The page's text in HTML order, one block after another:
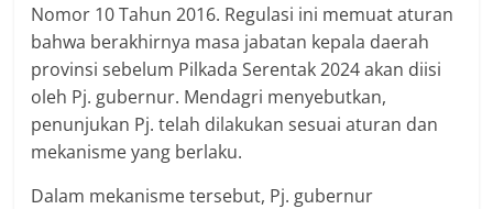
Nomor 10 Tahun 2016. Regulasi ini memuat aturan
bahwa berakhirnya masa jabatan kepala daerah
provinsi sebelum Pilkada Serentak 2024 akan diisi
oleh Pj. gubernur. Mendagri menyebutkan,
penunjukan Pj. telah dilakukan sesuai aturan dan
mekanisme yang berlaku.
Dalam mekanisme tersebut, Pj. gubernur